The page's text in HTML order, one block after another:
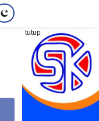
tutup